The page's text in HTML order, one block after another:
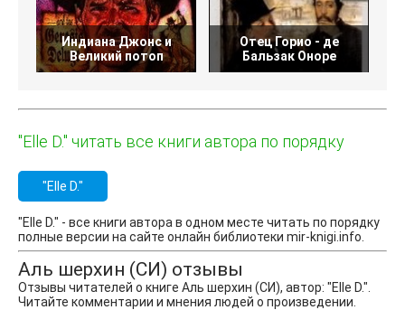
Индиана Джонс и
Великий потоп
Отец Горио - де
Бальзак Оноре
"Elle D." читать все книги автора по порядку
"Elle D."
"Elle D." - все книги автора в одном месте читать по порядку
полные версии на сайте онлайн библиотеки mir-knigi.info.
Аль шерхин (СИ) отзывы
Отзывы читателей о книге Аль шерхин (СИ), автор: "Elle D.".
Читайте комментарии и мнения людей о произведении.